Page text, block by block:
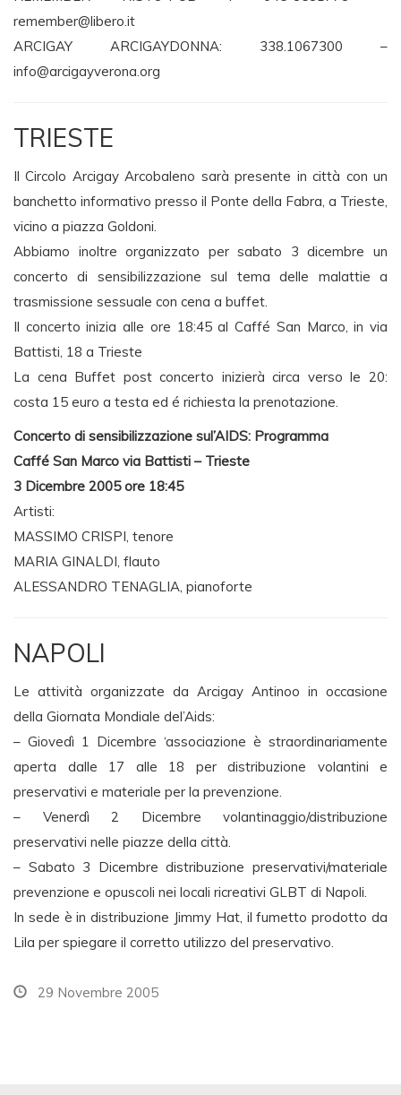
remember@libero.it
ARCIGAY ARCIGAYDONNA: 338.1067300 –
info@arcigayverona.org
TRIESTE
Il Circolo Arcigay Arcobaleno sarà presente in città con un
banchetto informativo presso il Ponte della Fabra, a Trieste,
vicino a piazza Goldoni.
Abbiamo inoltre organizzato per sabato 3 dicembre un
concerto di sensibilizzazione sul tema delle malattie a
trasmissione sessuale con cena a buffet.
Il concerto inizia alle ore 18:45 al Caffé San Marco, in via
Battisti, 18 a Trieste
La cena Buffet post concerto inizierà circa verso le 20:
costa 15 euro a testa ed é richiesta la prenotazione.
Concerto di sensibilizzazione sul’AIDS: Programma
Caffé San Marco via Battisti – Trieste
3 Dicembre 2005 ore 18:45
Artisti:
MASSIMO CRISPI, tenore
MARIA GINALDI, flauto
ALESSANDRO TENAGLIA, pianoforte
NAPOLI
Le attività organizzate da Arcigay Antinoo in occasione
della Giornata Mondiale del’Aids:
– Giovedì 1 Dicembre ‘associazione è straordinariamente
aperta dalle 17 alle 18 per distribuzione volantini e
preservativi e materiale per la prevenzione.
– Venerdì 2 Dicembre volantinaggio/distribuzione
preservativi nelle piazze della città.
– Sabato 3 Dicembre distribuzione preservativi/materiale
prevenzione e opuscoli nei locali ricreativi GLBT di Napoli.
In sede è in distribuzione Jimmy Hat, il fumetto prodotto da
Lila per spiegare il corretto utilizzo del preservativo.
29 Novembre 2005